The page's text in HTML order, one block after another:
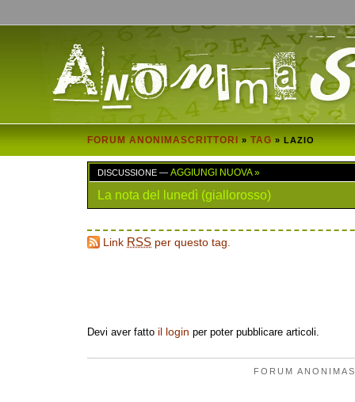
FORUM ANONIMASCRITTORI » TAG » LAZIO
DISCUSSIONE — AGGIUNGI NUOVA »
La nota del lunedì (giallorosso)
Link RSS per questo tag.
Devi aver fatto il login per poter pubblicare articoli.
FORUM